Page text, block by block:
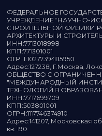
ФЕДЕРАЛЬНОЕ
УЧРЕЖДЕНИЕ "НАУЧНО-
СТРОИТЕЛЬНОЙ ФИЗИКИ
АРХИТЕКТУРЫ И
ИНН:7713018998
КПП:771301001
ОГРН:1027739485950
Адрес:127238, Г.Москва,
ОБЩЕСТВО С
"МЕЖДУНАРОДНЫЙ
ТЕХНОЛОГИЙ В
ИНН:7717699709
КПП:503801001
ОГРН:1117746374910
Адрес:141207, Московская
кв. 190